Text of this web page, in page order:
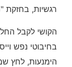
רגשיות, בחזקת
הקושי לקבל
בחיבוטי נפש
הימנעות, לחץ